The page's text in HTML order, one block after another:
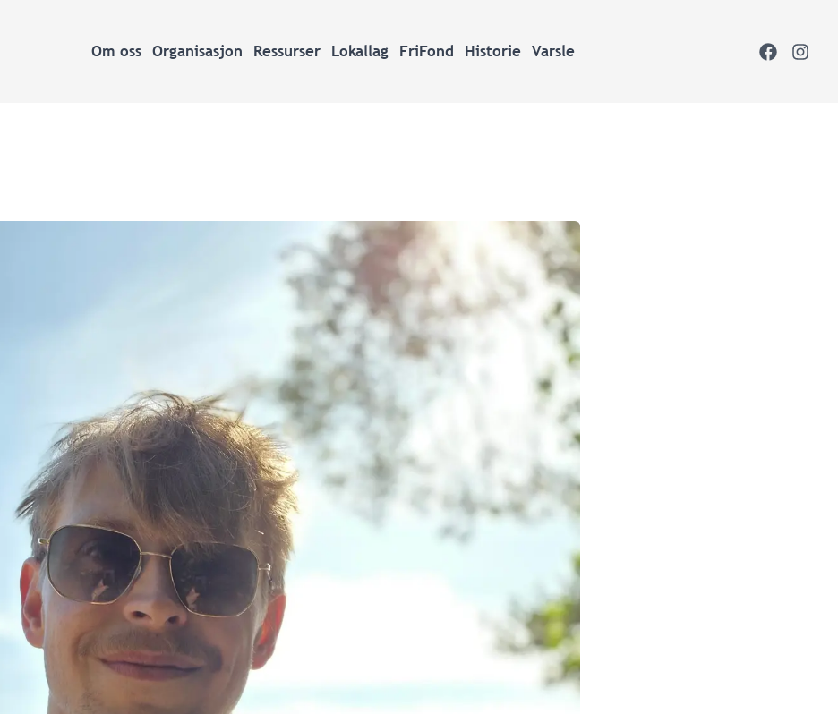
Om oss Organisasjon Ressurser Lokallag FriFond Historie Varsle